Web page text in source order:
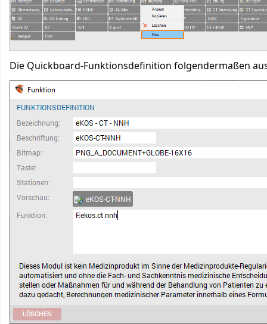
Die Quickboard-Funktionsdefinition folgendermaßen